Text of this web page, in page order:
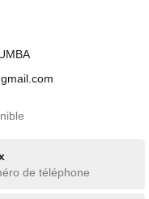
de téléphone